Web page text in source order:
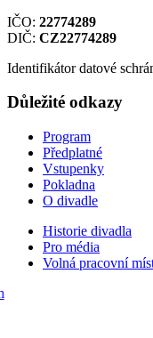
IČO: 22774289
DIČ: CZ22774289
Identifikátor datové
Důležité odkazy
Program
Předplatné
Vstupenky
Pokladna
O divadle
Historie divadla
Pro média
Volná pracovní